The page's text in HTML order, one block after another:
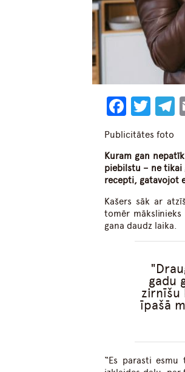
Publicitātes foto
Kuram gan
piebilstu – ne tikai
recepti, gatavojot
Kašers sāk ar
tomēr
gana daudz laika.
gadu
zirnīšu
īpašā
“Es parasti